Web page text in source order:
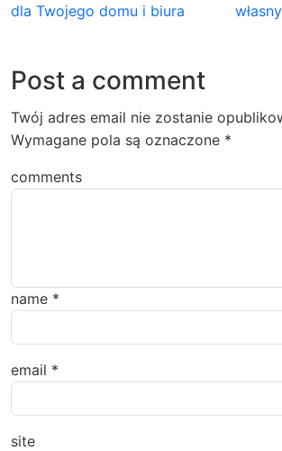
dla Twojego domu i biura
Post a comment
Twój adres email nie zostanie
Wymagane pola są oznaczone *
comments
name *
email *
site